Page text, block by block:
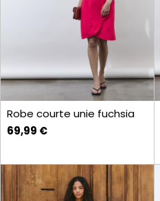
Robe courte unie fuchsia
69,99 €